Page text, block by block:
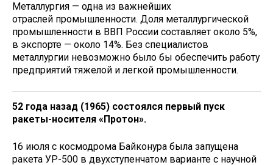
Металлургия — одна из важнейших
отраслей промышленности. Доля металлургической
промышленности в ВВП России составляет около 5%,
в экспорте — около 14%. Без специалистов
металлургии невозможно было бы обеспечить работу
предприятий тяжелой и легкой промышленности.
52 года назад (1965) состоялся первый пуск
ракеты-носителя «Протон».
16 июля с космодрома Байконура была запущена
ракета УР-500 в двухступенчатом варианте с научной